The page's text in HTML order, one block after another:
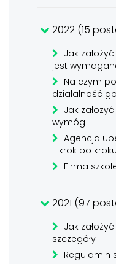
2022 (15
Jak
jest
Na czym
działalność
Jak
wymóg
Agencja
- krok po kroku
Firma
2021 (97
Jak
szczegóły
Regulamin